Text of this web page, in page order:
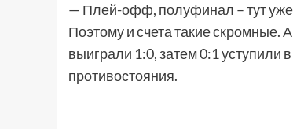
— Плей-офф, полуфинал – тут уже
Поэтому и счета такие
выиграли 1:0, затем 0:1 уступили
противостояния.